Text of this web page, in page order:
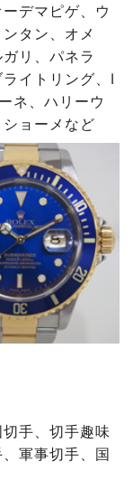
デマピゲ、ウ
タン、オメ
リ、パネラ
イトリング、I
ネ、ハリーウ
ョーメなど
手、切手趣味
軍事切手、国